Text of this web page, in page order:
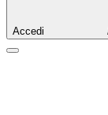
Accedi